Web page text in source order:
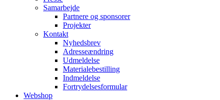
Samarbejde
Partnere og sponsorer
Projekter
Kontakt
Nyhedsbrev
Adresseændring
Udmeldelse
Materialebestilling
Indmeldelse
Fortrydelsesformular
Webshop